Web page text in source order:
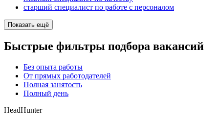
старший специалист по работе с персоналом
Показать ещё
Быстрые фильтры подбора вакансий
Без опыта работы
От прямых работодателей
Полная занятость
Полный день
HeadHunter